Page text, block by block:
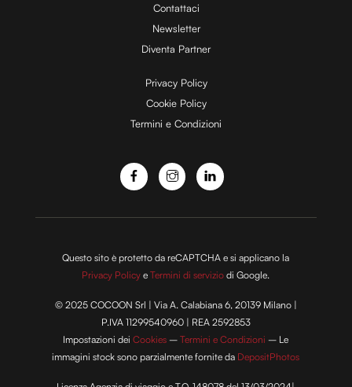
Contattaci
Newsletter
Diventa Partner
Privacy Policy
Cookie Policy
Termini e Condizioni
Questo sito è protetto da reCAPTCHA e si applicano la
Privacy Policy eTermini di servizio di Google.
© 2025 COCOON Srl | Via A. Calabiana 6, 20139 Milano |
P.IVA 11299540960 | REA 2592853
Impostazioni deiCookies –Termini e Condizioni – Le
immagini stock sono parzialmente fornite da DepositPhotos